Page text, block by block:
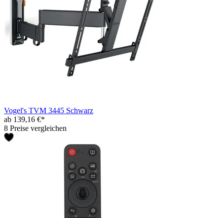
Vogel's TVM 3445 Schwarz
ab 139,16 €*
8 Preise vergleichen